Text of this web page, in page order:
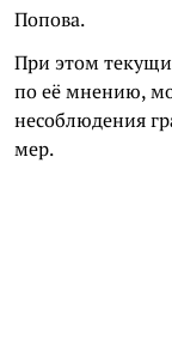
Попова.
При этом
по её мнению,
несоблюдения
мер.